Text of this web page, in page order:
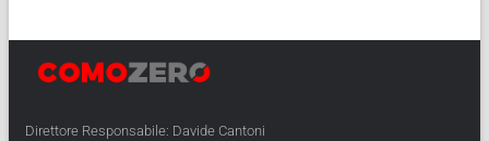
Direttore Responsabile: Davide Cantoni